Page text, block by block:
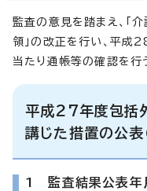
監査の意見を踏まえ、「
領」の改正を行い、平
当たり通帳等の確認を行
平成27年度包括
講じた措置の公表
1 監査結果公表年